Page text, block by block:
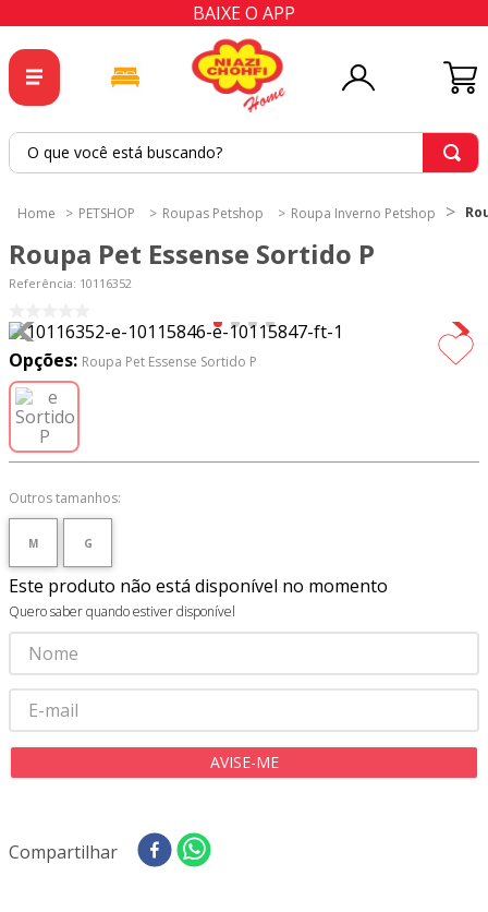
BAIXE O APP
O que você está buscando?
PETSHOP Roupas Petshop Roupa Inverno Petshop
Roupa Pet Essense Sortido P
Referência: 10116352
Opções: Roupa Pet Essense Sortido P
Outros tamanhos:
M G
Este produto não está disponível no momento
Quero saber quando estiver disponível
Compartilhar
2º
tapete
4 º
tapetes
5º
tecido percal
6º
tecido tricoline
7º
percal
8º
tricoline digital
9
tecido oxford
10º toalha mesa